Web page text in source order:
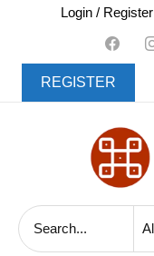
content
Login / Register
REGISTER